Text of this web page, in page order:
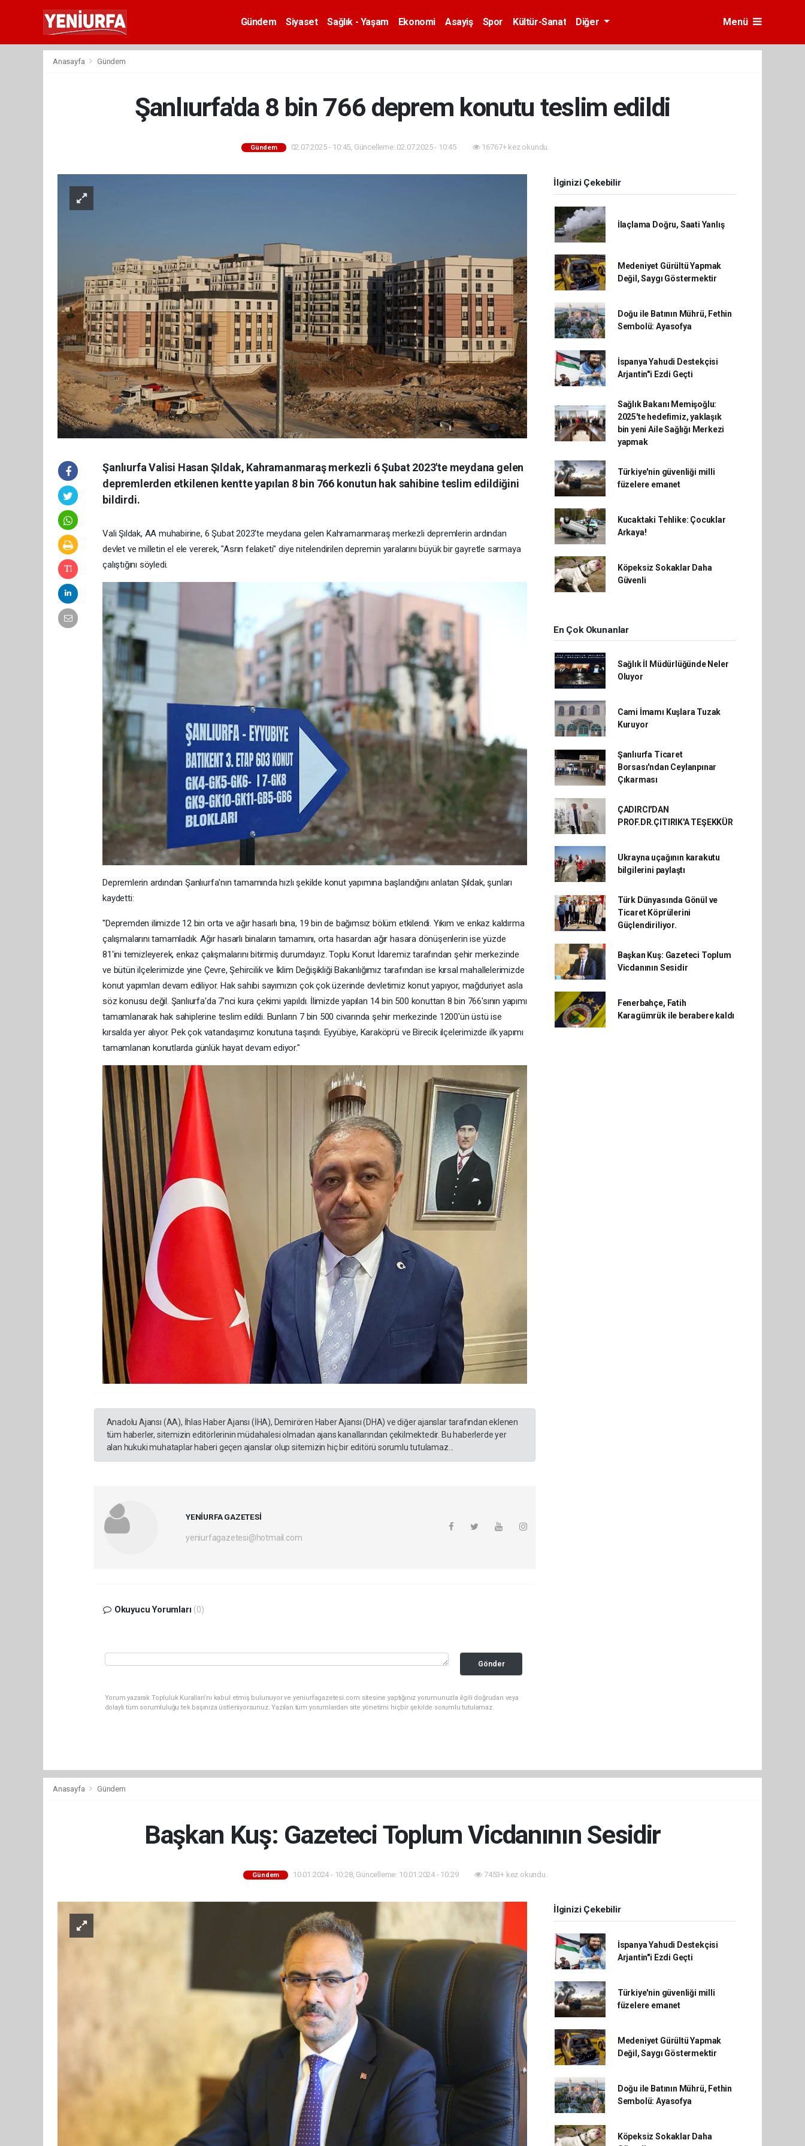
Gündem Siyaset Sağlık - Yaşam Ekonomi Asayiş Spor Kültür-Sanat Diğer Menü
Anasayfa Gündem
Şanlıurfa'da 8 bin 766 deprem konutu teslim edildi
Gündem 02.07.2025 - 10:45, Güncelleme: 02.07.2025 - 10:45 16767+ kez okundu.
Şanlıurfa Valisi Hasan Şıldak, Kahramanmaraş merkezli 6 Şubat 2023'te meydana gelen
depremlerden etkilenen kentte yapılan 8 bin 766 konutun hak sahibine teslim edildiğini
bildirdi.
Vali Şıldak, AA muhabirine, 6 Şubat 2023'te meydana gelen Kahramanmaraş merkezli depremlerin ardından
devlet ve milletin el ele vererek, "Asrın felaketi" diye nitelendirilen depremin yaralarını büyük bir gayretle sarmaya
çalıştığını söyledi.
Depremlerin ardından Şanlıurfa'nın tamamında hızlı şekilde konut yapımına başlandığını anlatan Şıldak, şunları
kaydetti:
"Depremden ilimizde 12 bin orta ve ağır hasarlı bina, 19 bin de bağımsız bölüm etkilendi. Yıkım ve enkaz kaldırma
çalışmalarını tamamladık. Ağır hasarlı binaların tamamını, orta hasardan ağır hasara dönüşenlerin ise yüzde
81'ini temizleyerek, enkaz çalışmalarını bitirmiş durumdayız. Toplu Konut İdaremiz tarafından şehir merkezinde
ve bütün ilçelerimizde yine Çevre, Şehircilik ve İklim Değişikliği Bakanlığımız tarafından ise kırsal mahallelerimizde
konut yapımları devam ediliyor. Hak sahibi sayımızın çok çok üzerinde devletimiz konut yapıyor, mağduriyet asla
söz konusu değil. Şanlıurfa'da 7'nci kura çekimi yapıldı. İlimizde yapılan 14 bin 500 konuttan 8 bin 766'sının yapımı
tamamlanarak hak sahiplerine teslim edildi. Bunların 7 bin 500 civarında şehir merkezinde 1200'ün üstü ise
kırsalda yer alıyor. Pek çok vatandaşımız konutuna taşındı. Eyyübiye, Karaköprü ve Birecik ilçelerimizde ilk yapımı
tamamlanan konutlarda günlük hayat devam ediyor."
Anadolu Ajansı (AA), İhlas Haber Ajansı (İHA), Demirören Haber Ajansı (DHA) ve diğer ajanslar tarafından eklenen
tüm haberler, sitemizin editörlerinin müdahalesi olmadan ajans kanallarından çekilmektedir. Bu haberlerde yer
alan hukuki muhataplar haberi geçen ajanslar olup sitemizin hiç bir editörü sorumlu tutulamaz...
YENİURFA GAZETESİ
yeniurfagazetesi@hotmail.com
Okuyucu Yorumları (0)
Gönder
Yorum yazarak Topluluk Kuralları’nı kabul etmiş bulunuyor ve yeniurfagazetesi.com sitesine yaptığınız yorumunuzla ilgili doğrudan veya
dolaylı tüm sorumluluğu tek başınıza üstleniyorsunuz. Yazılan tüm yorumlardan site yönetimi hiçbir şekilde sorumlu tutulamaz.
İlginizi Çekebilir
İlaçlama Doğru, Saati Yanlış
Medeniyet Gürültü Yapmak
Değil, Saygı Göstermektir
Doğu ile Batının Mührü, Fethin
Sembolü: Ayasofya
İspanya Yahudi Destekçisi
Arjantin"i Ezdi Geçti
Sağlık Bakanı Memişoğlu:
2025'te hedefimiz, yaklaşık
bin yeni Aile Sağlığı Merkezi
yapmak
Türkiye'nin güvenliği milli
füzelere emanet
Kucaktaki Tehlike: Çocuklar
Arkaya!
Köpeksiz Sokaklar Daha
Güvenli
En Çok Okunanlar
Sağlık İl Müdürlüğünde Neler
Oluyor
Cami İmamı Kuşlara Tuzak
Kuruyor
Şanlıurfa Ticaret
Borsası'ndan Ceylanpınar
Çıkarması
ÇADIRCI'DAN
PROF.DR.ÇITIRIK'A TEŞEKKÜR
Ukrayna uçağının karakutu
bilgilerini paylaştı
Türk Dünyasında Gönül ve
Ticaret Köprülerini
Güçlendiriliyor.
Başkan Kuş: Gazeteci Toplum
Vicdanının Sesidir
Fenerbahçe, Fatih
Karagümrük ile berabere kaldı
Anasayfa Gündem
Başkan Kuş: Gazeteci Toplum Vicdanının Sesidir
Gündem 10.01.2024 - 10:28, Güncelleme: 10.01.2024 - 10:29 7453+ kez okundu.
İlginizi Çekebilir
İspanya Yahudi Destekçisi
Arjantin"i Ezdi Geçti
Türkiye'nin güvenliği milli
füzelere emanet
Medeniyet Gürültü Yapmak
Değil, Saygı Göstermektir
Doğu ile Batının Mührü, Fethin
Sembolü: Ayasofya
Köpeksiz Sokaklar Daha